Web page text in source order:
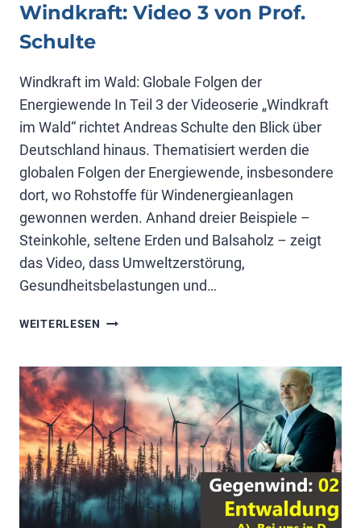
Windkraft: Video 3 von Prof.
Schulte
Windkraft im Wald: Globale Folgen der
Energiewende In Teil 3 der Videoserie „Windkraft
im Wald“ richtet Andreas Schulte den Blick über
Deutschland hinaus. Thematisiert werden die
globalen Folgen der Energiewende, insbesondere
dort, wo Rohstoffe für Windenergieanlagen
gewonnen werden. Anhand dreier Beispiele –
Steinkohle, seltene Erden und Balsaholz – zeigt
das Video, dass Umweltzerstörung,
Gesundheitsbelastungen und…
WEITERLESEN WINDKRAFT:
VON
PROF.
SCHULTE